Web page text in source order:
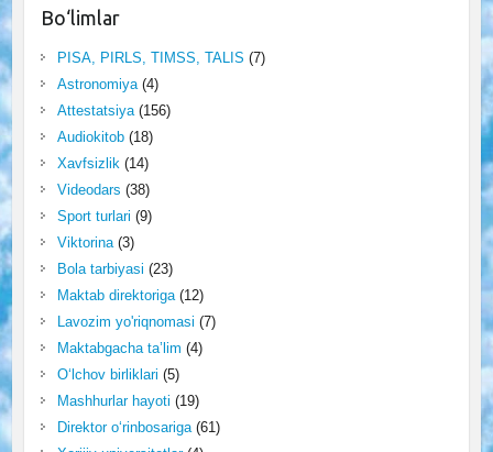
Bo‘limlar
PISA, PIRLS, TIMSS, TALIS (7)
Astronomiya(4)
Attestatsiya(156)
Audiokitob(18)
Xavfsizlik (14)
Videodars (38)
Sport turlari (9)
Viktorina(3)
Bola tarbiyasi (23)
Maktab direktoriga(12)
Lavozim yo'riqnomasi (7)
Maktabgacha ta’lim (4)
O‘lchov birliklari (5)
Mashhurlar hayoti (19)
Direktor o‘rinbosariga(61)